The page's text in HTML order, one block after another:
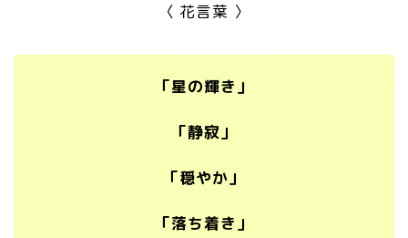
〈 花言葉 〉
「星の輝き」
「静寂」
「穏やか」
「落ち着き」